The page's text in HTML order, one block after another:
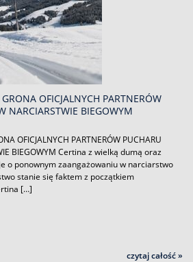
OFICJALNYCH PARTNERÓW
NARCIARSTWIE BIEGOWYM
OFICJALNYCH PARTNERÓW PUCHARU
BIEGOWYM Certina z wielką dumą oraz
o ponownym zaangażowaniu w narciarstwo
stanie się faktem z początkiem
[…]
czytaj całość »